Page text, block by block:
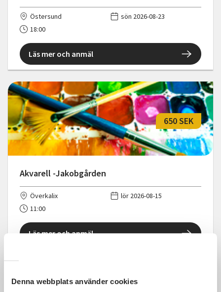
Denna webbplats använder cookies
Östersund
sön 2026-08-23
18:00
Läs mer och anmäl
Akvarell -Jakobgården
650 SEK
Överkalix
lör 2026-08-15
11:00
Läs mer och anmäl